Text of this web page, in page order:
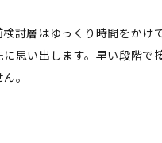
検討層はゆっくり時間をかけ
に思い出します。早い段階で
。